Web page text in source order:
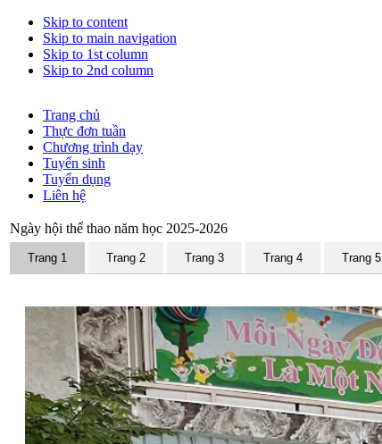
Skip to content
Skip to main navigation
Skip to 1st column
Skip to 2nd column
Trang chủ
Thực đơn tuần
Chương trình dạy
Tuyển sinh
Tuyển dụng
Liên hệ
Ngày hội thể thao năm học 2025-2026
Trang 1 Trang 2 Trang 3 Trang 4 Trang 5